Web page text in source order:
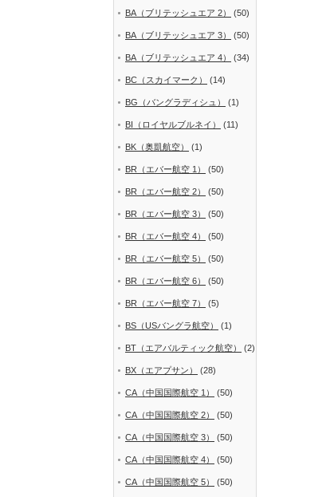
BA（ブリテッシュエア 2） (50)
BA（ブリテッシュエア 3） (50)
BA（ブリテッシュエア 4） (34)
BC（スカイマーク） (14)
BG（バングラディシュ） (1)
BI（ロイヤルブルネイ） (11)
BK（奥凱航空） (1)
BR（エバー航空 1） (50)
BR（エバー航空 2） (50)
BR（エバー航空 3） (50)
BR（エバー航空 4） (50)
BR（エバー航空 5） (50)
BR（エバー航空 6） (50)
BR（エバー航空 7） (5)
BS（USバングラ航空） (1)
BT（エアバルティック航空） (2)
BX（エアプサン） (28)
CA（中国国際航空 1） (50)
CA（中国国際航空 2） (50)
CA（中国国際航空 3） (50)
CA（中国国際航空 4） (50)
CA（中国国際航空 5） (50)